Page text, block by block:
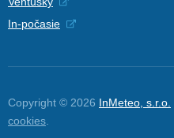
In-počasie
Copyright © 2026 InMeteo, s.r.o.
cookies